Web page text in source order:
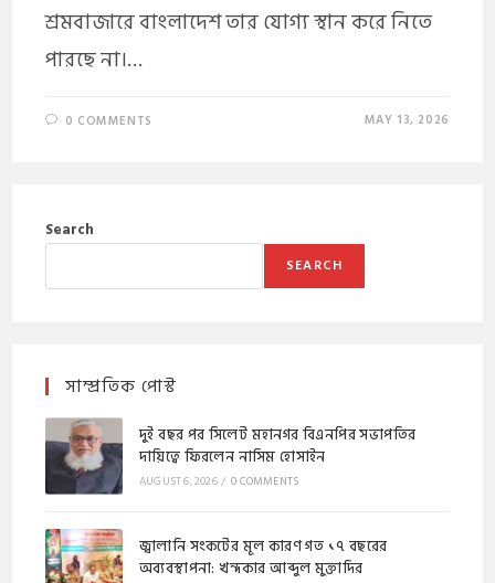
শ্রমবাজারে বাংলাদেশ তার যোগ্য স্থান করে নিতে
পারছে না।…
0 COMMENTS MAY 13, 2026
Search
SEARCH
সাম্প্রতিক পোস্ট
দুই বছর পর সিলেট মহানগর বিএনপির সভাপতির
দায়িত্বে ফিরলেন নাসিম হোসাইন
AUGUST 6, 2026/ 0 COMMENTS
জ্বালানি সংকটের মূল কারণ গত ১৭ বছরের
অব্যবস্থাপনা: খন্দকার আব্দুল মুক্তাদির